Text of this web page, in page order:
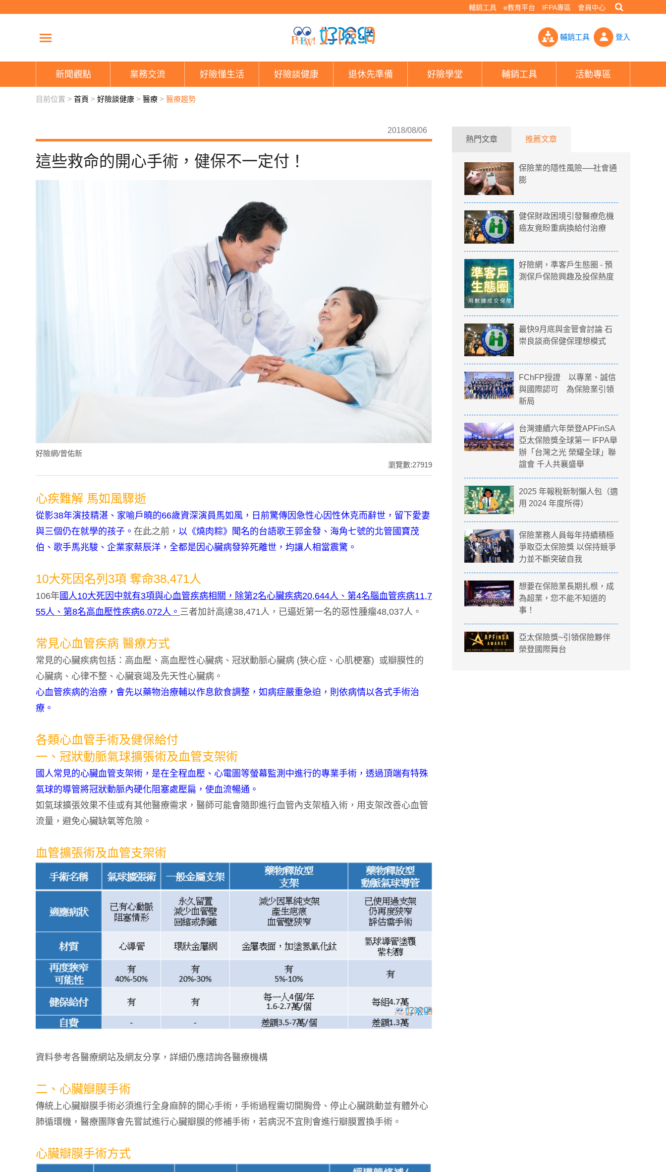
輔銷工具 e教育平台 IFPA專區 會員中心
這些救命的開心手術，健保不一定付！- PHEW!好險網
輔銷工具 登入
新聞觀點 業務交流 好險懂生活 好險談健康 退休先準備 好險學堂 輔銷工具 活動專區
目前位置 > 首頁 > 好險談健康 > 醫療 > 醫療趨勢
2018/08/06
這些救命的開心手術，健保不一定付！
好險網/曾佑新
瀏覽數:27919
心疾難解 馬如風驟逝
從影38年演技精湛、家喻戶曉的66歲資深演員馬如風，日前驚傳因急性心因性休克而辭世，留下愛妻
與三個仍在就學的孩子。 在此之前， 以《燒肉粽》聞名的台語歌王郭金發、海角七號的北管國寶茂
伯、歌手馬兆駿、企業家蔡辰洋，全都是因心臟病發猝死離世，均讓人相當震驚。
10大死因名列3項 奪命38,471人
106年國人10大死因中就有3項與心血管疾病相關，除第2名心臟疾病20,644人、第4名腦血管疾病11,7
55人、第8名高血壓性疾病6,072人。 三者加計高達38,471人，已逼近第一名的惡性腫瘤48,037人。
常見心血管疾病 醫療方式
常見的心臟疾病包括：高血壓、高血壓性心臟病、冠狀動脈心臟病 (狹心症、心肌梗塞) 或瓣膜性的
心臟病、心律不整、心臟衰竭及先天性心臟病。
心血管疾病的治療，會先以藥物治療輔以作息飲食調整，如病症嚴重急迫，則依病情以各式手術治
療。
各類心血管手術及健保給付
一、冠狀動脈氣球擴張術及血管支架術
國人常見的心臟血管支架術，是在全程血壓、心電圖等螢幕監測中進行的專業手術，透過頂端有特殊
氣球的導管將冠狀動脈內硬化阻塞處壓扁，使血流暢通。
如氣球擴張效果不佳或有其他醫療需求，醫師可能會隨即進行血管內支架植入術，用支架改善心血管
流量，避免心臟缺氧等危險。
血管擴張術及血管支架術
資料參考各醫療網站及網友分享，詳細仍應諮詢各醫療機構
二、心臟瓣膜手術
傳統上心臟瓣膜手術必須進行全身麻醉的開心手術，手術過程需切開胸骨、停止心臟跳動並有體外心
肺循環機，醫療團隊會先嘗試進行心臟瓣膜的修補手術，若病況不宜則會進行瓣膜置換手術。
心臟瓣膜手術方式
熱門文章 推薦文章
保險業的隱性風險──社會通
膨
健保財政困境引發醫療危機
癌友竟盼重病換給付治療
好險網，準客戶生態圈 - 預
測保戶保險興趣及投保熱度
最快9月底與金管會討論 石
崇良談商保健保理想模式
FChFP授證 以專業、誠信
與國際認可 為保險業引領
新局
台灣連續六年榮登APFinSA
亞太保險獎全球第一 IFPA舉
辦「台灣之光 榮耀全球」聯
誼會 千人共襄盛舉
2025 年報稅新制懶人包（適
用 2024 年度所得）
保險業務人員每年持續積極
爭取亞太保險獎 以保持競爭
力並不斷突破自我
想要在保險業長期扎根，成
為超業，您不能不知道的
事！
亞太保險獎~引領保險夥伴
榮登國際舞台